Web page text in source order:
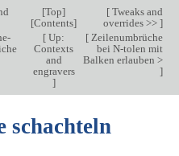
[Top]
[Contents]
[Tweaks and
overrides >> ]
[ Up:
Contexts
and
engravers
]
[Zeilenumbrüche
bei N-tolen mit
Balken erlauben >
]
schachteln